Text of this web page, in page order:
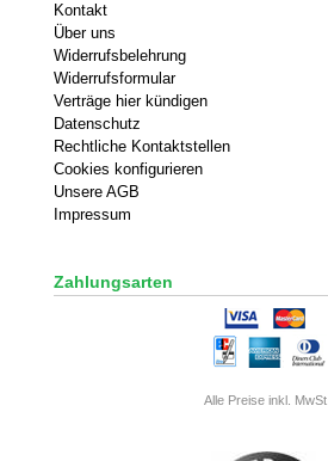
Kontakt
Über uns
Widerrufsbelehrung
Widerrufsformular
Verträge hier kündigen
Datenschutz
Rechtliche Kontaktstellen
Cookies konfigurieren
Unsere AGB
Impressum
Zahlungsarten
Alle Preise inkl. MwSt.